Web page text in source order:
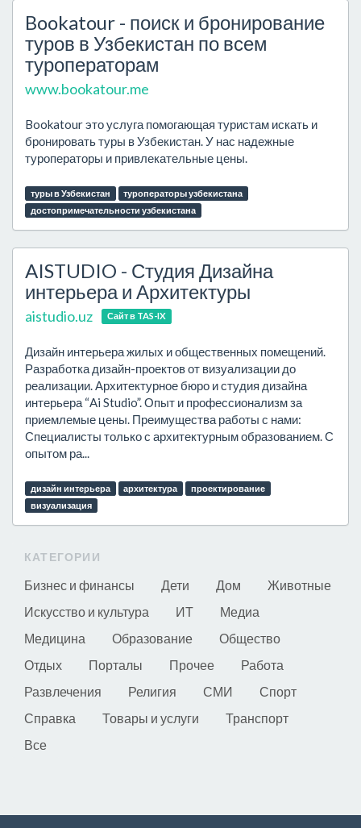
Bookatour - поиск и бронирование
туров в Узбекистан по всем
туроператорам
www.bookatour.me
Bookatour это услуга помогающая туристам искать и
бронировать туры в Узбекистан. У нас надежные
туроператоры и привлекательные цены.
туры в Узбекистан
туроператоры узбекистана
достопримечательности узбекистана
AISTUDIO - Студия Дизайна
интерьера и Архитектуры
aistudio.uz Сайт в TAS-IX
Дизайн интерьера жилых и общественных помещений.
Разработка дизайн-проектов от визуализации до
реализации. Архитектурное бюро и студия дизайна
интерьера “Ai Studio”. Опыт и профессионализм за
приемлемые цены. Преимущества работы с нами:
Специалисты только с архитектурным образованием. С
опытом ра...
дизайн интерьера архитектура
проектирование
визуализация
КАТЕГОРИИ
Бизнес и финансы Дети Дом
Животные
Искусство и культура
ИТ
Медиа
Медицина
Образование
Общество
Отдых
Порталы Прочее
Работа
Развлечения
Религия СМИ
Спорт
Справка
Товары и услуги
Транспорт
Все